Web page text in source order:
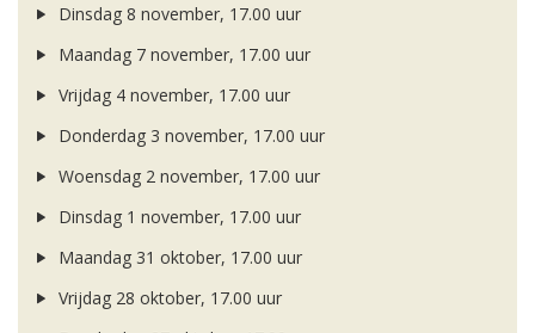
Dinsdag 8 november, 17.00 uur
Maandag 7 november, 17.00 uur
Vrijdag 4 november, 17.00 uur
Donderdag 3 november, 17.00 uur
Woensdag 2 november, 17.00 uur
Dinsdag 1 november, 17.00 uur
Maandag 31 oktober, 17.00 uur
Vrijdag 28 oktober, 17.00 uur